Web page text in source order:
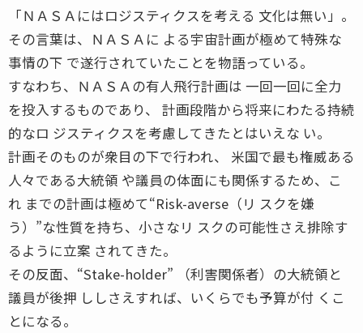
「ＮＡＳＡにはロジスティクスを考える 文化は無い」。
その言葉は、ＮＡＳＡに よる宇宙計画が極めて特殊な
事情の下 で遂行されていたことを物語っている。
すなわち、ＮＡＳＡの有人飛行計画は 一回一回に全力
を投入するものであり、 計画段階から将来にわたる持続
的なロ ジスティクスを考慮してきたとはいえな い。
計画そのものが衆目の下で行われ、 米国で最も権威ある
人々である大統領 や議員の体面にも関係するため、こ
れ までの計画は極めて“Risk-averse（リ スクを嫌
う）”な性質を持ち、小さなリ スクの可能性さえ排除す
るように立案 されてきた。
その反面、“Stake-holder” （利害関係者）の大統領と
議員が後押 ししさえすれば、いくらでも予算が付 くこ
とになる。